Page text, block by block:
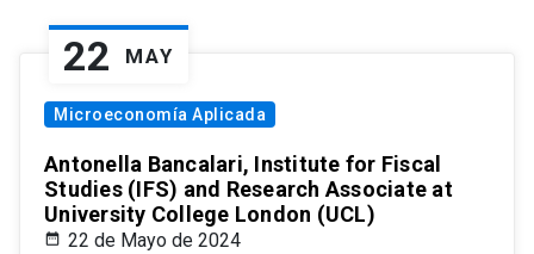
22 MAY
Microeconomía Aplicada
Antonella Bancalari, Institute for Fiscal
Studies (IFS) and Research Associate at
University College London (UCL)
22 de Mayo de 2024